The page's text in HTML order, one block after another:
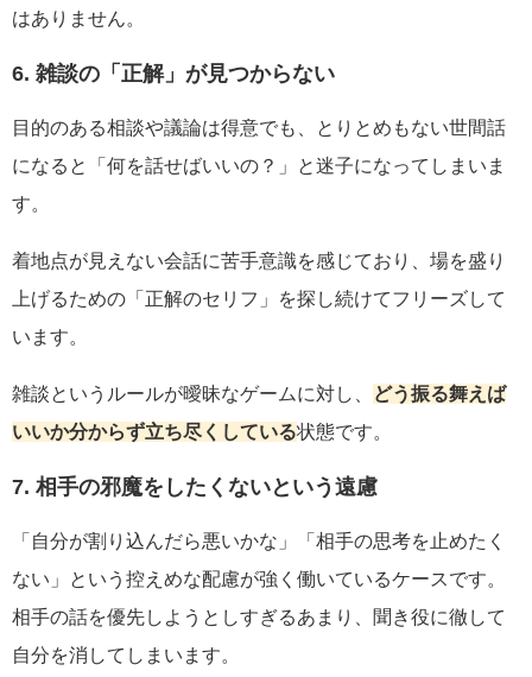
はありません。
6. 雑談の「正解」が見つからない
目的のある相談や議論は得意でも、とりとめもない世間話
になると「何を話せばいいの？」と迷子になってしまいま
す。
着地点が見えない会話に苦手意識を感じており、場を盛り
上げるための「正解のセリフ」を探し続けてフリーズして
います。
雑談というルールが曖昧なゲームに対し、
どう振る舞えば
いいか分からず立ち尽くしている状態です。
7. 相手の邪魔をしたくないという遠慮
「自分が割り込んだら悪いかな」「相手の思考を止めたく
ない」という控えめな配慮が強く働いているケースです。
相手の話を優先しようとしすぎるあまり、聞き役に徹して
自分を消してしまいます。